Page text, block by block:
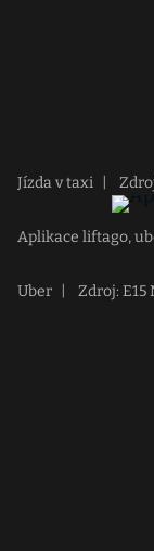
Jízda v taxi
Aplikace liftago,
Uber Zdroj: E15